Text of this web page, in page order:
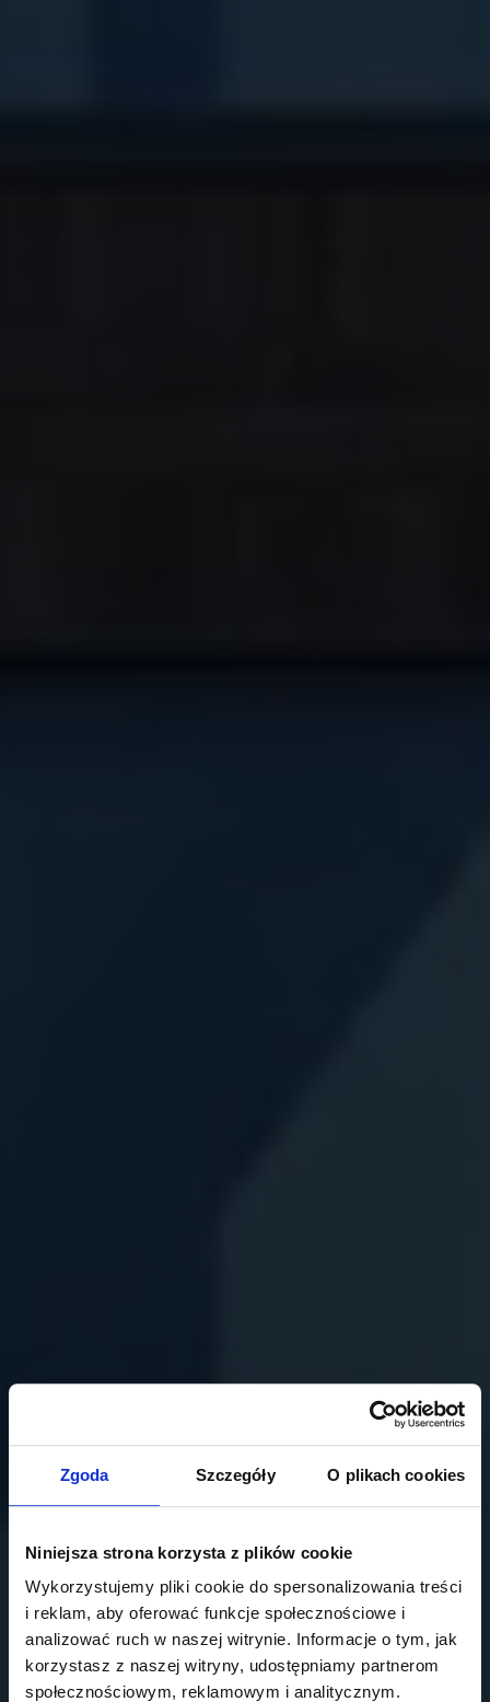
Zgoda Szczegóły O plikach cookies
Niniejsza strona korzysta z plików cookie
Wykorzystujemy pliki cookie do spersonalizowania treści
i reklam, aby oferować funkcje społecznościowe i
analizować ruch w naszej witrynie. Informacje o tym, jak
korzystasz z naszej witryny, udostępniamy partnerom
społecznościowym, reklamowym i analitycznym.